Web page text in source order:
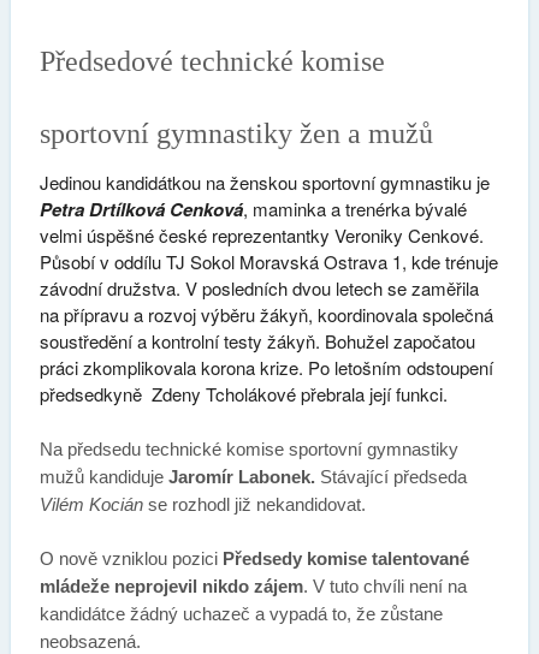
Předsedové technické komise
sportovní gymnastiky žen a mužů
Jedinou kandidátkou na ženskou sportovní gymnastiku je
Petra Drtílková Cenková, maminka a trenérka bývalé
velmi úspěšné české reprezentantky Veroniky Cenkové.
Působí v oddílu TJ Sokol Moravská Ostrava 1, kde trénuje
závodní družstva. V posledních dvou letech se zaměřila
na přípravu a rozvoj výběru žákyň, koordinovala společná
soustředění a kontrolní testy žákyň. Bohužel započatou
práci zkomplikovala korona krize. Po letošním odstoupení
předsedkyně Zdeny Tcholákové přebrala její funkci.
Na předsedu technické komise sportovní gymnastiky
mužů kandiduje Jaromír Labonek. Stávající předseda
Vilém Kociánse rozhodl již nekandidovat.
O nově vzniklou pozici Předsedy komise talentované
mládeže neprojevil nikdo zájem. V tuto chvíli není na
kandidátce žádný uchazeč a vypadá to, že zůstane
neobsazená.